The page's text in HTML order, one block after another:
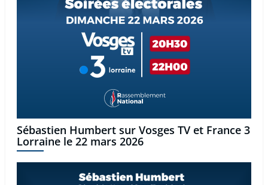
Sébastien Humbert sur Vosges TV et France 3
Lorraine le 22 mars 2026